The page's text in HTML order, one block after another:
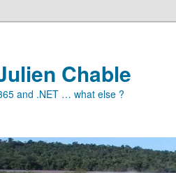
Chable
and .NET … what else ?